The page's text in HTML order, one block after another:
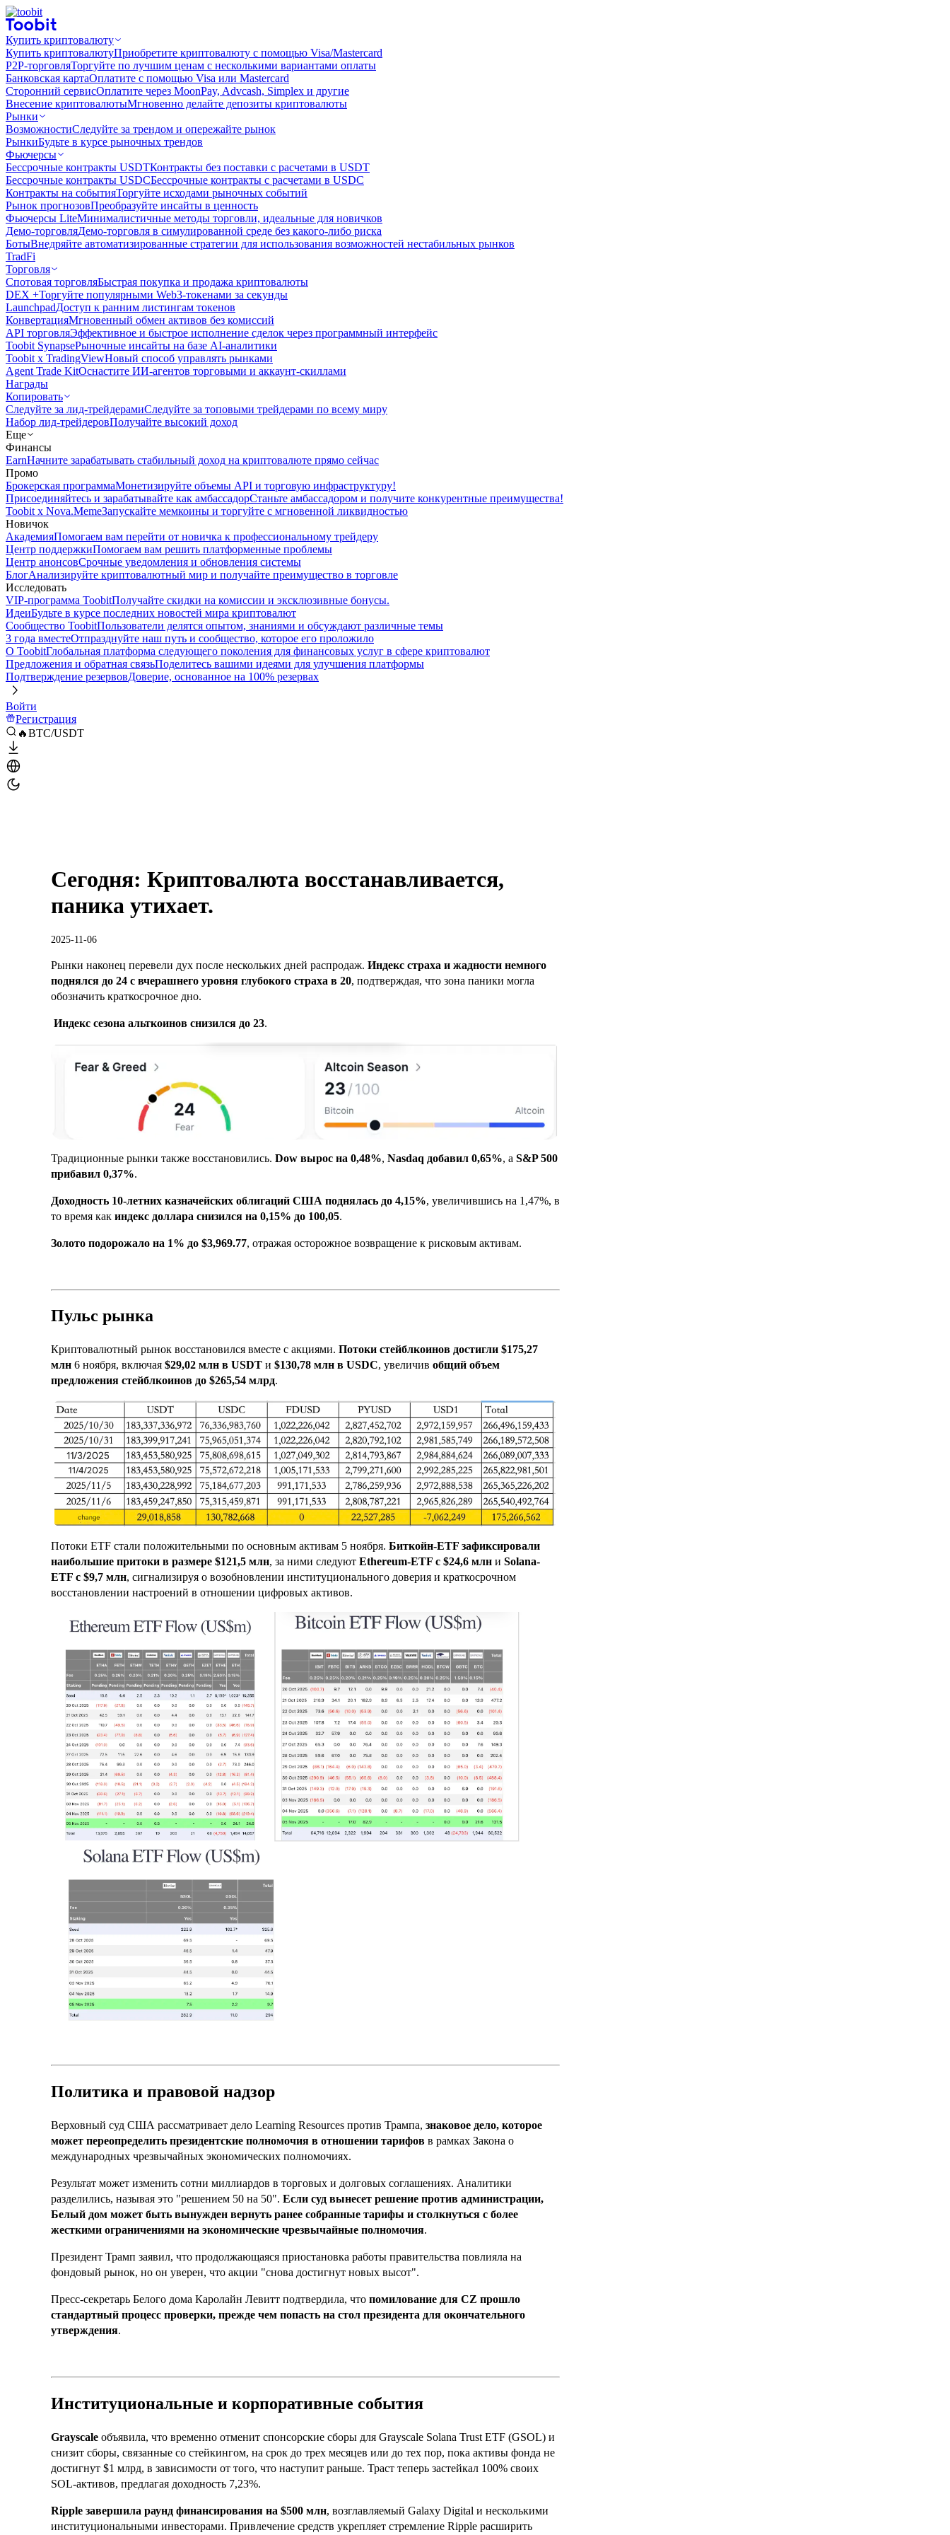
Купить криптовалюту
Купить криптовалютуПриобретите криптовалюту с помощью Visa/Mastercard
P2P-торговляТоргуйте по лучшим ценам с несколькими вариантами оплаты
Банковская картаОплатите с помощью Visa или Mastercard
Сторонний сервисОплатите через MoonPay, Advcash, Simplex и другие
Внесение криптовалютыМгновенно делайте депозиты криптовалюты
Рынки
ВозможностиСледуйте за трендом и опережайте рынок
РынкиБудьте в курсе рыночных трендов
Фьючерсы
Бессрочные контракты USDTКонтракты без поставки с расчетами в USDT
Бессрочные контракты USDCБессрочные контракты с расчетами в USDC
Контракты на событияТоргуйте исходами рыночных событий
Рынок прогнозовПреобразуйте инсайты в ценность
Фьючерсы LiteМинималистичные методы торговли, идеальные для новичков
Демо-торговляДемо-торговля в симулированной среде без какого-либо риска
БотыВнедряйте автоматизированные стратегии для использования возможностей нестабильных рынков
TradFi
Торговля
Спотовая торговляБыстрая покупка и продажа криптовалюты
DEX +Торгуйте популярными Web3-токенами за секунды
LaunchpadДоступ к ранним листингам токенов
КонвертацияМгновенный обмен активов без комиссий
API торговляЭффективное и быстрое исполнение сделок через программный интерфейс
Toobit SynapseРыночные инсайты на базе AI-аналитики
Toobit x TradingViewНовый способ управлять рынками
Agent Trade KitОснастите ИИ-агентов торговыми и аккаунт-скиллами
Награды
Копировать
Следуйте за лид-трейдерамиСледуйте за топовыми трейдерами по всему миру
Набор лид-трейдеровПолучайте высокий доход
Еще
Финансы
EarnНачните зарабатывать стабильный доход на криптовалюте прямо сейчас
Промо
Брокерская программаМонетизируйте объемы API и торговую инфраструктуру!
Присоединяйтесь и зарабатывайте как амбассадорСтаньте амбассадором и получите конкурентные преимущества!
Toobit x Nova.MemeЗапускайте мемкоины и торгуйте с мгновенной ликвидностью
Новичок
АкадемияПомогаем вам перейти от новичка к профессиональному трейдеру
Центр поддержкиПомогаем вам решить платформенные проблемы
Центр анонсовСрочные уведомления и обновления системы
БлогАнализируйте криптовалютный мир и получайте преимущество в торговле
Исследовать
VIP-программа ToobitПолучайте скидки на комиссии и эксклюзивные бонусы.
ИдеиБудьте в курсе последних новостей мира криптовалют
Сообщество ToobitПользователи делятся опытом, знаниями и обсуждают различные темы
3 года вместеОтпразднуйте наш путь и сообщество, которое его проложило
О ToobitГлобальная платформа следующего поколения для финансовых услуг в сфере криптовалют
Предложения и обратная связьПоделитесь вашими идеями для улучшения платформы
Подтверждение резервовДоверие, основанное на 100% резервах
Войти
Регистрация
🔥BTC/USDT
Сегодня: Криптовалюта восстанавливается,
паника утихает.
2025-11-06
Рынки наконец перевели дух после нескольких дней распродаж. Индекс страха и жадности немного
поднялся до 24 с вчерашнего уровня глубокого страха в 20, подтверждая, что зона паники могла
обозначить краткосрочное дно.
Индекс сезона альткоинов снизился до 23.
Традиционные рынки также восстановились. Dow вырос на 0,48%, Nasdaq добавил 0,65%, а S&P 500
прибавил 0,37%.
Доходность 10-летних казначейских облигаций США поднялась до 4,15%, увеличившись на 1,47%, в
то время как индекс доллара снизился на 0,15% до 100,05.
Золото подорожало на 1% до $3,969.77, отражая осторожное возвращение к рисковым активам.
Пульс рынка
Криптовалютный рынок восстановился вместе с акциями. Потоки стейблкоинов достигли $175,27
млн 6 ноября, включая $29,02 млн в USDT и $130,78 млн в USDC, увеличив общий объем
предложения стейблкоинов до $265,54 млрд.
Потоки ETF стали положительными по основным активам 5 ноября. Биткойн-ETF зафиксировали
наибольшие притоки в размере $121,5 млн, за ними следуют Ethereum-ETF с $24,6 млн и Solana-
ETF с $9,7 млн, сигнализируя о возобновлении институционального доверия и краткосрочном
восстановлении настроений в отношении цифровых активов.
Политика и правовой надзор
Верховный суд США рассматривает дело Learning Resources против Трампа, знаковое дело, которое
может переопределить президентские полномочия в отношении тарифов в рамках Закона о
международных чрезвычайных экономических полномочиях.
Результат может изменить сотни миллиардов в торговых и долговых соглашениях. Аналитики
разделились, называя это "решением 50 на 50". Если суд вынесет решение против администрации,
Белый дом может быть вынужден вернуть ранее собранные тарифы и столкнуться с более
жесткими ограничениями на экономические чрезвычайные полномочия.
Президент Трамп заявил, что продолжающаяся приостановка работы правительства повлияла на
фондовый рынок, но он уверен, что акции "снова достигнут новых высот".
Пресс-секретарь Белого дома Каролайн Левитт подтвердила, что помилование для CZ прошло
стандартный процесс проверки, прежде чем попасть на стол президента для окончательного
утверждения.
Институциональные и корпоративные события
Grayscale объявила, что временно отменит спонсорские сборы для Grayscale Solana Trust ETF (GSOL) и
снизит сборы, связанные со стейкингом, на срок до трех месяцев или до тех пор, пока активы фонда не
достигнут $1 млрд, в зависимости от того, что наступит раньше. Траст теперь застейкал 100% своих
SOL-активов, предлагая доходность 7,23%.
Ripple завершила раунд финансирования на $500 млн, возглавляемый Galaxy Digital и несколькими
институциональными инвесторами. Привлечение средств укрепляет стремление Ripple расширить